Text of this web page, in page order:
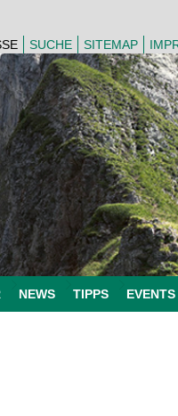
SUCHE SITEMAP
NEWS TIPPS EVENTS